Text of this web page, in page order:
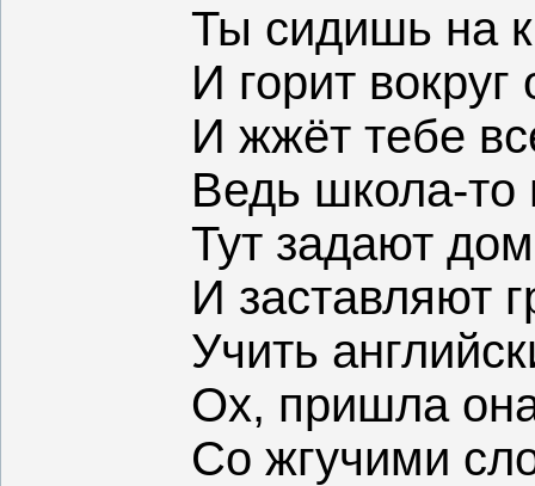
Ты сидишь на
И горит вокруг
И жжёт тебе
Ведь школа-то
Тут задают
И заставляют
Учить
Ох, пришла
Со жгучими